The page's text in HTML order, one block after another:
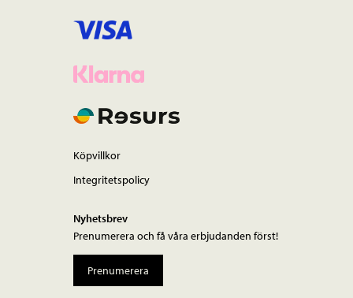
Köpvillkor
Integritetspolicy
Nyhetsbrev
Prenumerera och få våra erbjudanden först!
Prenumerera